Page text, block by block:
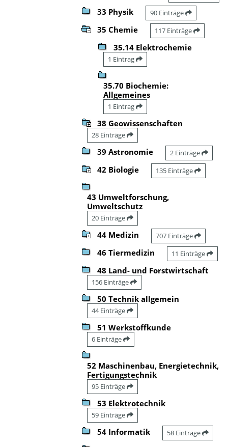
33 Physik 90 Einträge
35 Chemie 117 Einträge
35.14 Elektrochemie
1 Eintrag
35.70 Biochemie:
Allgemeines
1 Eintrag
38 Geowissenschaften
28 Einträge
39 Astronomie 2 Einträge
42 Biologie 135 Einträge
43 Umweltforschung,
Umweltschutz
20 Einträge
44 Medizin 707 Einträge
46 Tiermedizin 11 Einträge
48 Land- und Forstwirtschaft
156 Einträge
50 Technik allgemein
44 Einträge
51 Werkstoffkunde
6 Einträge
52 Maschinenbau, Energietechnik,
Fertigungstechnik
95 Einträge
53 Elektrotechnik
59 Einträge
54 Informatik 58 Einträge